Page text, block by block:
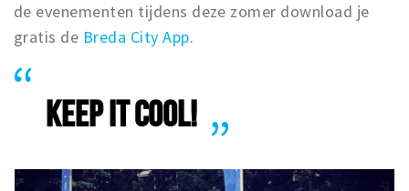
Toeristische routes
Natuurgebieden
Baroniepoorten
Sport
de evenementen tijdens deze zomer download je
gratis de Breda City App.
KEEP IT COOL!